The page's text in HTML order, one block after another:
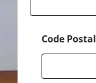
Code Postal